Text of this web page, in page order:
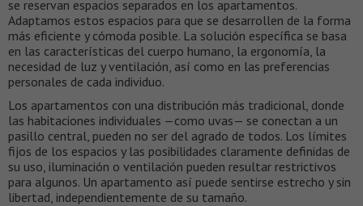
se reservan espacios separados en los apartamentos.
Adaptamos estos espacios para que se desarrollen de la forma
más eficiente y cómoda posible. La solución específica se basa
en las características del cuerpo humano, la ergonomía, la
necesidad de luz y ventilación, así como en las preferencias
personales de cada individuo.
Los apartamentos con una distribución más tradicional, donde
las habitaciones individuales —como uvas— se conectan a un
pasillo central, pueden no ser del agrado de todos. Los límites
fijos de los espacios y las posibilidades claramente definidas de
su uso, iluminación o ventilación pueden resultar restrictivos
para algunos. Un apartamento así puede sentirse estrecho y sin
libertad, independientemente de su tamaño.